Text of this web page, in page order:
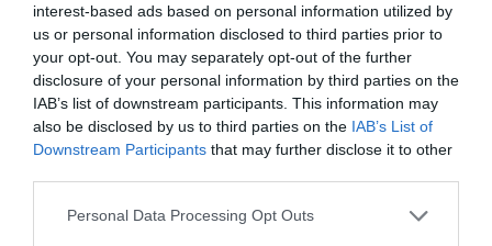
interest-based ads based on personal information utilized by
us or personal information disclosed to third parties prior to
your opt-out. You may separately opt-out of the further
disclosure of your personal information by third parties on the
IAB’s list of downstream participants. This information may
also be disclosed by us to third parties on the IAB’s List of
Downstream Participants that may further disclose it to other
Please note that this website/app uses one or more Google
Personal Data Processing Opt Outs